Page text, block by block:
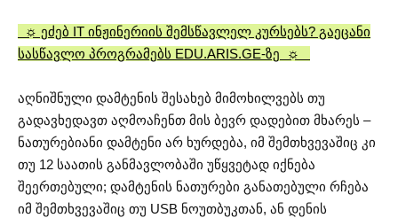
☼ ეძებ IT ინჟინერიის შემსწავლელ კურსებს? გაეცანი
სასწავლო პროგრამებს EDU.ARIS.GE-ზე ☼
აღნიშნული დამტენის შესახებ მიმოხილვებს თუ
გადავხედავთ აღმოაჩენთ მის ბევრ დადებით მხარეს –
ნათურებიანი დამტენი არ ხურდება, იმ შემთხვევაშიც კი
თუ 12 საათის განმავლობაში უწყვეტად იქნება
შეერთებული; დამტენის ნათურები განათებული რჩება
იმ შემთხვევაშიც თუ USB ნოუთბუკთან, ან დენის